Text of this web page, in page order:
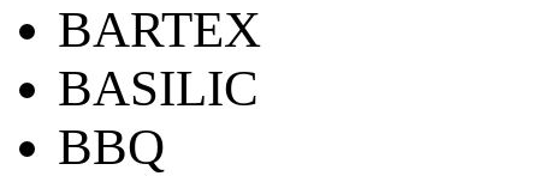
BARTEX
BASILIC
BBQ